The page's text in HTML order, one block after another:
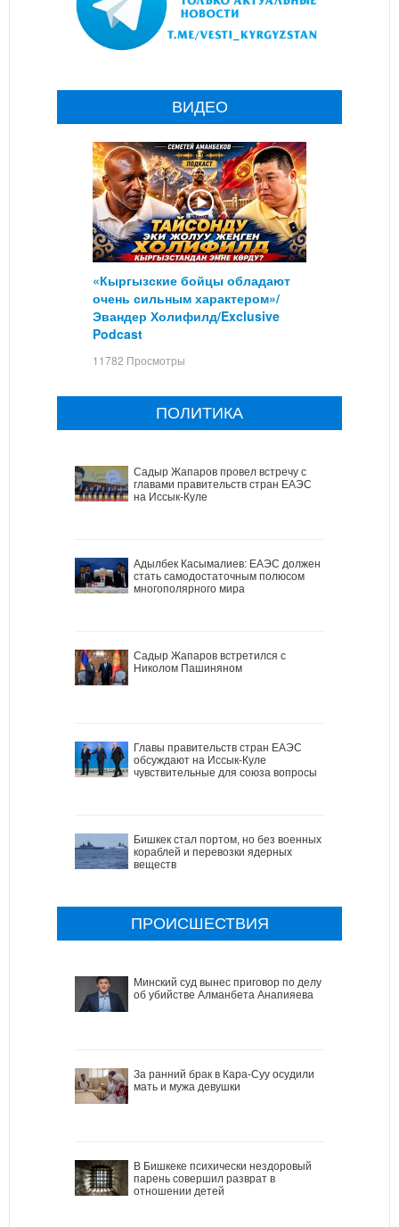
ВИДЕО
«Кыргызские бойцы обладают
очень сильным характером»/
Эвандер Холифилд/Exclusive
Podcast
11782 Просмотры
ПОЛИТИКА
Садыр Жапаров провел встречу с
главами правительств стран ЕАЭС
на Иссык-Куле
Адылбек Касымалиев: ЕАЭС должен
стать самодостаточным полюсом
многополярного мира
Садыр Жапаров встретился с
Николом Пашиняном
Главы правительств стран ЕАЭС
обсуждают на Иссык-Куле
чувствительные для союза вопросы
Бишкек стал портом, но без военных
кораблей и перевозки ядерных
веществ
ПРОИСШЕСТВИЯ
Минский суд вынес приговор по делу
об убийстве Алманбета Анапияева
За ранний брак в Кара-Суу осудили
мать и мужа девушки
В Бишкеке психически нездоровый
парень совершил разврат в
отношении детей